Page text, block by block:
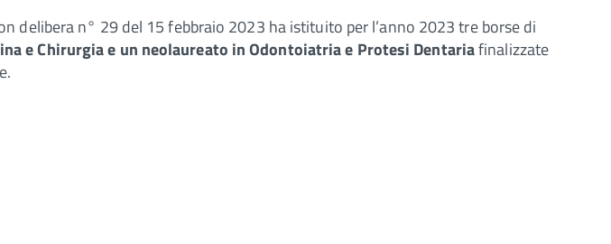
delibera n° 29 del 15 febbraio 2023 ha istituito per l’anno 2023 tre borse di
e Chirurgia e un neolaureato in Odontoiatria e Protesi Dentariafinalizzate